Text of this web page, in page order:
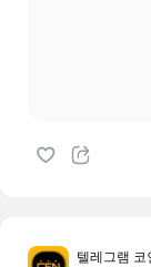
텔레그램